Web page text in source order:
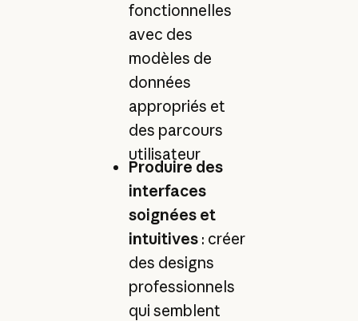
fonctionnelles
avec des
modèles de
données
appropriés et
des parcours
utilisateur
Produire des
interfaces
soignées et
intuitives: créer
des designs
professionnels
qui semblent